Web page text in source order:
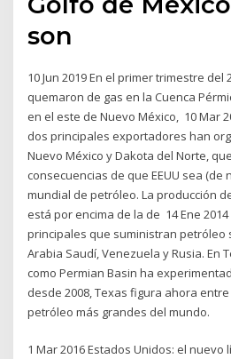
son
10 Jun 2019 En el primer trimestre
quemaron de gas en la Cuenca
en el este de Nuevo México, 10 Mar
dos principales exportadores han
Nuevo México y Dakota del Norte,
consecuencias de que EEUU sea
mundial de petróleo. La producción
está por encima de la de 14 Ene
principales que suministran petróleo
Arabia Saudí, Venezuela y Rusia. En
como Permian Basin ha
desde 2008, Texas figura ahora
petróleo más grandes del mundo.
1 Mar 2016 Estados Unidos: el nuevo